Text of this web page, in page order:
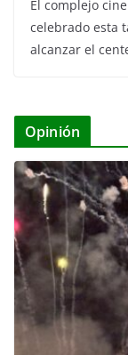
El complejo
celebrado esta
alcanzar el
Opinión